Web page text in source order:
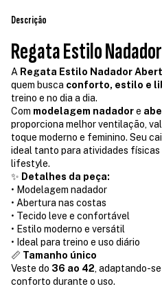
Descrição
Regata Estilo
A Regata Estilo Nadador
quem busca conforto, estilo e
treino e no dia a dia.
Com modelagem nadadore
proporciona melhor ventilação,
toque moderno e feminino. Seu
ideal tanto para atividades
lifestyle.
✨ Detalhes da peça:
• Modelagem nadador
• Abertura nas costas
• Tecido leve e confortável
• Estilo moderno e versátil
• Ideal para treino e uso diário
📏 Tamanho único
Veste do 36 ao 42, adaptando-
conforto durante o uso.